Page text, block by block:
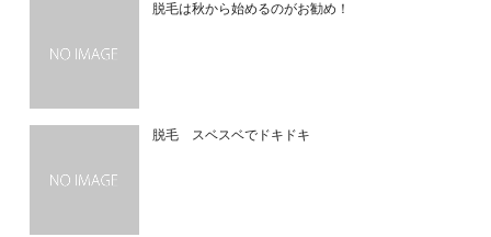
脱毛は秋から始めるのがお勧め！
脱毛 スベスベでドキドキ